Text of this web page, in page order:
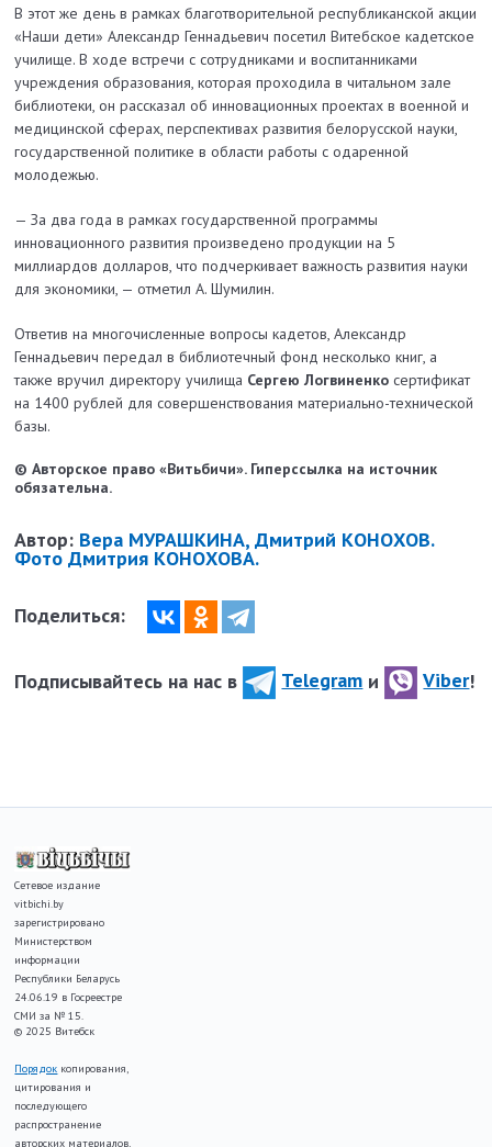
В этот же день в рамках благотворительной республиканской акции
«Наши дети» Александр Геннадьевич посетил Витебское кадетское
училище. В ходе встречи с сотрудниками и воспитанниками
учреждения образования, которая проходила в читальном зале
библиотеки, он рассказал об инновационных проектах в военной и
медицинской сферах, перспективах развития белорусской науки,
государственной политике в области работы с одаренной
молодежью.
— За два года в рамках государственной программы
инновационного развития произведено продукции на 5
миллиардов долларов, что подчеркивает важность развития науки
для экономики, — отметил А. Шумилин.
Ответив на многочисленные вопросы кадетов, Александр
Геннадьевич передал в библиотечный фонд несколько книг, а
также вручил директору училища Сергею Логвиненкосертификат
на 1400 рублей для совершенствования материально-технической
базы.
© Авторское право «Витьбичи». Гиперссылка на источник
обязательна.
Автор: Вера МУРАШКИНА, Дмитрий КОНОХОВ.
Фото Дмитрия КОНОХОВА.
Поделиться:
Подписывайтесь на нас в Telegram и Viber!
Сетевое издание
vitbichi.by
зарегистрировано
Министерством
информации
Республики Беларусь
24.06.19 в Госреестре
СМИ за № 15.
© 2025 Витебск
Порядок копирования,
цитирования и
последующего
распространение
авторских материалов,